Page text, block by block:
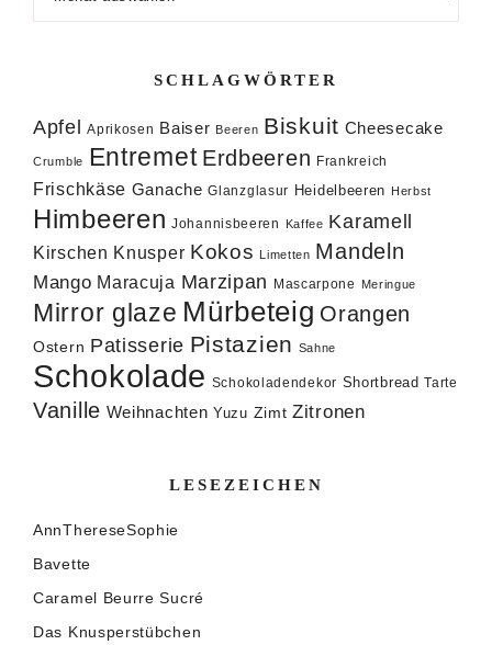
SCHLAGWÖRTER
Apfel Aprikosen Baiser Beeren Biskuit Cheesecake
Crumble Entremet Erdbeeren Frankreich
Frischkäse Ganache Glanzglasur Heidelbeeren Herbst
Himbeeren Johannisbeeren Kaffee Karamell
Kirschen Knusper Kokos Limetten Mandeln
Mango Maracuja Marzipan Mascarpone Meringue
Mirror glaze Mürbeteig Orangen
Ostern Patisserie Pistazien Sahne
Schokolade Schokoladendekor Shortbread Tarte
Vanille Weihnachten Yuzu Zimt Zitronen
LESEZEICHEN
AnnThereseSophie
Bavette
Caramel Beurre Sucré
Das Knusperstübchen